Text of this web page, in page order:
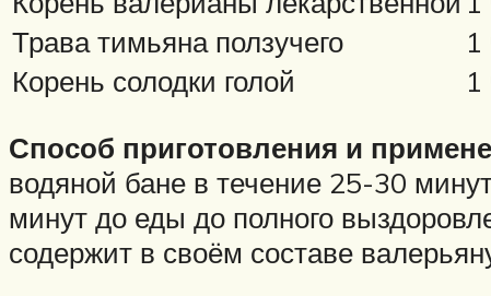
Трава тимьяна ползучего
1
Корень солодки голой
1
Способ приготовления и
водяной бане в течение 25-30
минут до еды до полного
содержит в своём составе